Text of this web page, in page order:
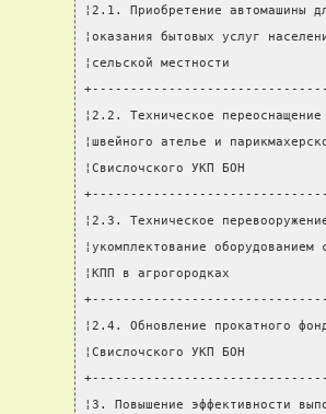
¦2.1. Приобретение
¦оказания бытовых услуг
¦сельской местности
¦2.2. Техническое
¦швейного ателье и
¦Свислочского УКП
¦2.3. Техническое
¦укомплектование
¦КПП в агрогородках
¦2.4. Обновление прокатного
¦Свислочского УКП
¦3. Повышение